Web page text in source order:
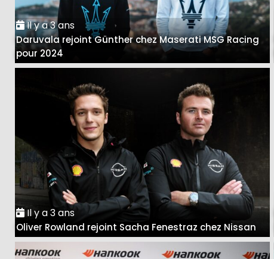
Il y a 3 ans
Daruvala rejoint Günther chez Maserati MSG Racing
pour 2024
Il y a 3 ans
Oliver Rowland rejoint Sacha Fenestraz chez Nissan